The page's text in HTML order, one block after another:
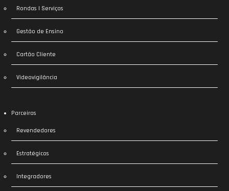
Rondas | Serviços
Gestão de Ensino
Cartão Cliente
Videovigilância
Parceiros
Revendedores
Estratégicos
Integradores